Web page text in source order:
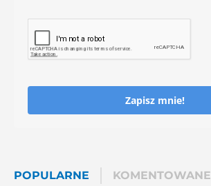
Zapisz mnie!
POPULARNE KOMENTOWANE